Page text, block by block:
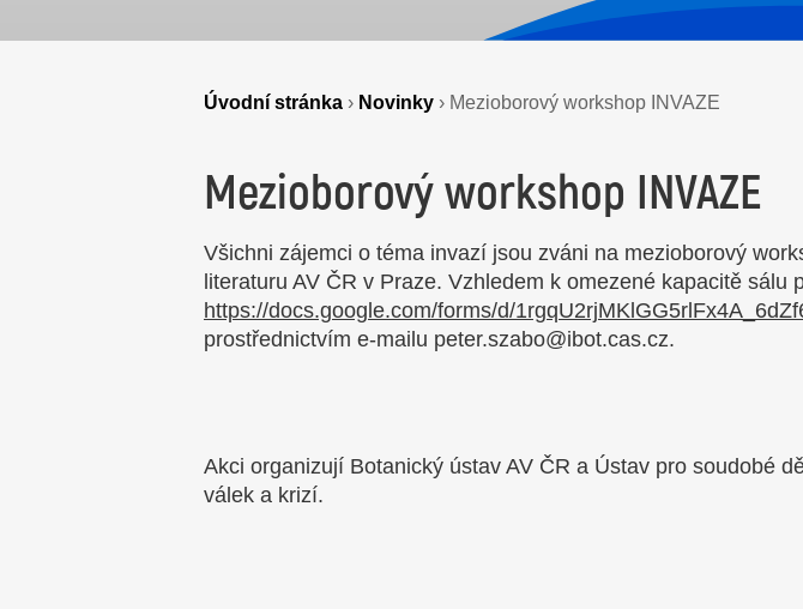
Úvodní stránka › Novinky › Mezioborový workshop INVAZE
Mezioborový workshop INVAZE
Všichni zájemci o téma invazí jsou zváni na mezioborový
literaturu AV ČR v Praze. Vzhledem k omezené kapacitě
https://docs.google.com/forms/d/
prostřednictvím e-mailu peter.szabo@ibot.cas.cz.
Akci organizují Botanický ústav AV ČR a Ústav pro soudobé
válek a krizí.